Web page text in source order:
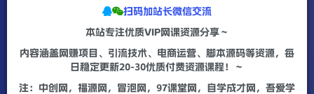
扫码加站长微信交流
本站专注优质VIP网课资源分享～
内容涵盖网赚项目、引流技术、电商运营、脚本源码等资源，每
日稳定更新20-30优质付费资源课程！～
注：中创网，福源网，冒泡网，97课堂网，自学成才网，吾爱学